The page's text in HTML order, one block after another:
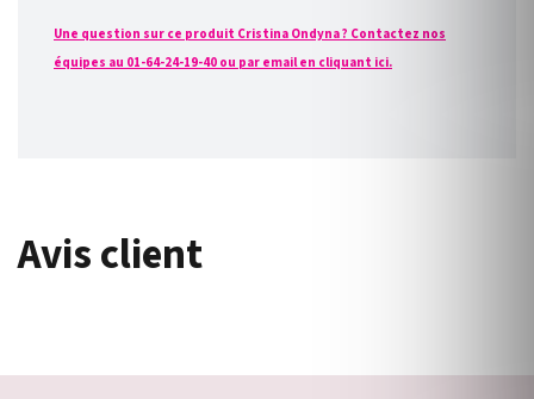
Une question sur ce produit Cristina Ondyna ? Contactez nos
équipes au 01-64-24-19-40 ou par email en cliquant ici.
Avis client